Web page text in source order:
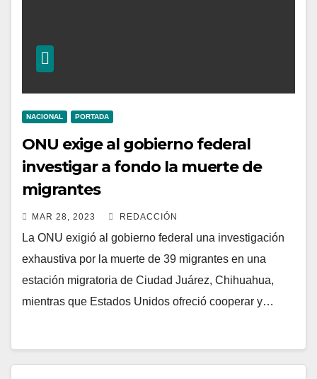
NACIONAL PORTADA
ONU exige al gobierno federal
investigar a fondo la muerte de
migrantes
MAR 28, 2023 REDACCIÓN
La ONU exigió al gobierno federal una investigación
exhaustiva por la muerte de 39 migrantes en una
estación migratoria de Ciudad Juárez, Chihuahua,
mientras que Estados Unidos ofreció cooperar y…